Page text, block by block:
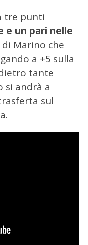
tre punti
e un pari nelle
di Marino che
a +5 sulla
tante
si andrà a
sul